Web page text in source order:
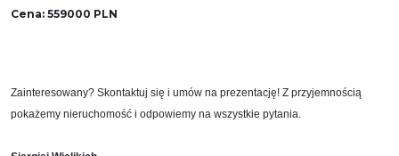
Cena: 559000 PLN
Zainteresowany? Skontaktuj się i umów na prezentację! Z przyjemnością
pokażemy nieruchomość i odpowiemy na wszystkie pytania.